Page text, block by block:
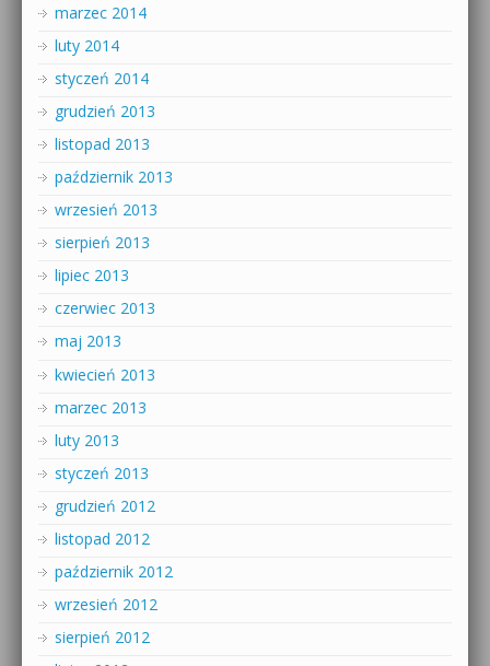
marzec 2014
luty 2014
styczeń 2014
grudzień 2013
listopad 2013
październik 2013
wrzesień 2013
sierpień 2013
lipiec 2013
czerwiec 2013
maj 2013
kwiecień 2013
marzec 2013
luty 2013
styczeń 2013
grudzień 2012
listopad 2012
październik 2012
wrzesień 2012
sierpień 2012